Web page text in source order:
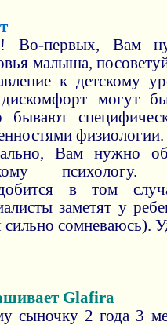
Во-первых, Вам
малыша,
к детскому
могут
бывают
физиологии.
Вам нужно
психологу.
в том
заметят у
сильно сомневаюсь).
Glafira
сыночку 2 года 3